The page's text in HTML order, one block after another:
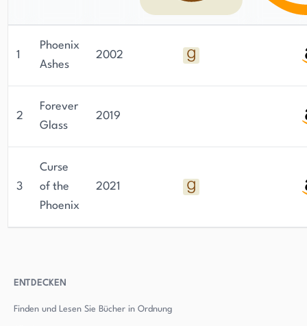
1
Phoenix
Ashes
2002
2
Forever
Glass
2019
3
Curse
of the
Phoenix
2021
ENTDECKEN
Finden und Lesen Sie Bücher in Ordnung